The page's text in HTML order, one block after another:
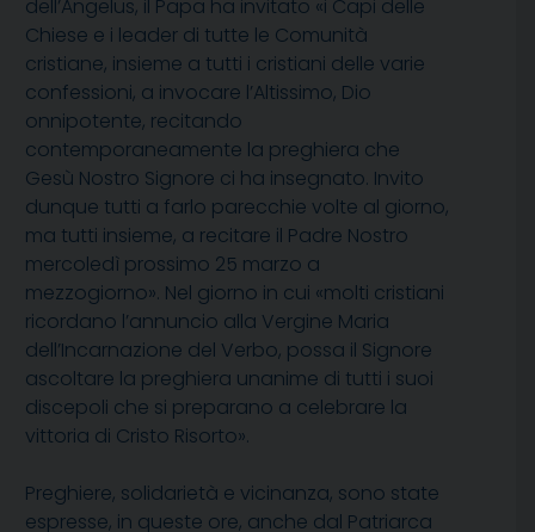
dell’Angelus, il Papa ha invitato «i Capi delle
Chiese e i leader di tutte le Comunità
cristiane, insieme a tutti i cristiani delle varie
confessioni, a invocare l’Altissimo, Dio
onnipotente, recitando
contemporaneamente la preghiera che
Gesù Nostro Signore ci ha insegnato. Invito
dunque tutti a farlo parecchie volte al giorno,
ma tutti insieme, a recitare il Padre Nostro
mercoledì prossimo 25 marzo a
mezzogiorno». Nel giorno in cui «molti cristiani
ricordano l’annuncio alla Vergine Maria
dell’Incarnazione del Verbo, possa il Signore
ascoltare la preghiera unanime di tutti i suoi
discepoli che si preparano a celebrare la
vittoria di Cristo Risorto».
Preghiere, solidarietà e vicinanza, sono state
espresse, in queste ore, anche dal Patriarca